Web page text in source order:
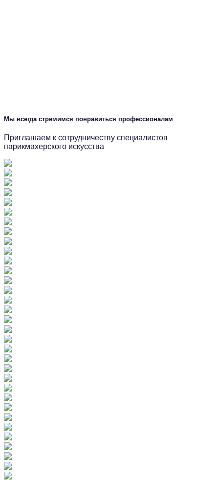
Мы всегда стремимся понравиться профессионалам
Приглашаем к сотрудничеству специалистов
парикмахерского искусства